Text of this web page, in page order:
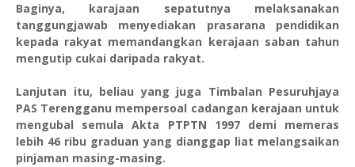
Baginya, karajaan sepatutnya melaksanakan
tanggungjawab menyediakan prasarana pendidikan
kepada rakyat memandangkan kerajaan saban tahun
mengutip cukai daripada rakyat.
Lanjutan itu, beliau yang juga Timbalan Pesuruhjaya
PAS Terengganu mempersoal cadangan kerajaan untuk
mengubal semula Akta PTPTN 1997 demi memeras
lebih 46 ribu graduan yang dianggap liat melangsaikan
pinjaman masing-masing.